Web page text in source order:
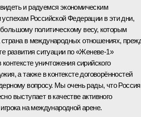
и радуемся экономическим
успехам Российской Федерации в эти дни,
политическому весу, которым
в международных отношениях,
развития ситуации по «Женеве-1»
уничтожения сирийского
а также в контексте договорённостей
вопросу. Мы очень рады, что Россия
выступает в качестве активного
на международной арене.